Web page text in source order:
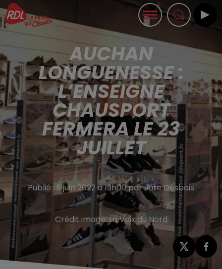
AUCHAN
LONGUENESSE :
L’ENSEIGNE
CHAUSPORT
FERMERA LE 23
JUILLET
Publié : 9 juin 2022 à 13h00 par Julie Desbois
Crédit image:La Voix du Nord